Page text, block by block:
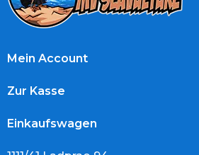
Mein Account
Zur Kasse
Einkaufswagen